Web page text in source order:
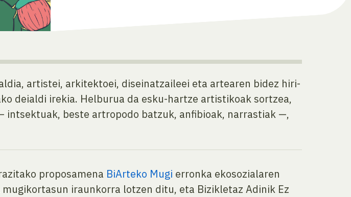
artistei, arkitektoei, diseinatzaileei eta artearen bidez hiri-
deialdi irekia. Helburua da esku-hartze artistikoak sortzea,
beste artropodo batzuk, anfibioak, narrastiak —,
proposamena BiArteko Mugi erronka ekosozialaren
iraunkorra lotzen ditu, eta Bizikletaz Adinik Ez